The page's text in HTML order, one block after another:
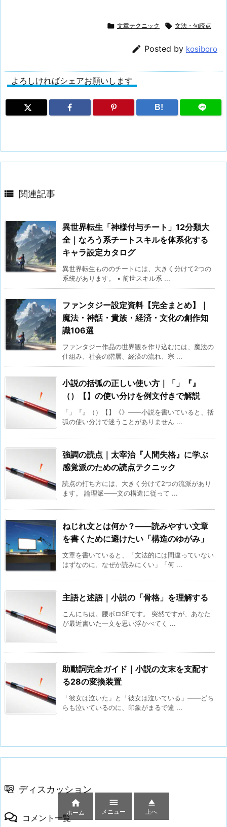
 文章テクニック  文法・句読点
 Posted by kosiboro
よろしければシェアお願いします
B!
 関連記事
異世界転生「神様付与チート」12分類大
全｜なろう系チートスキルを体系化する
キャラ設定カタログ
異世界転生もののチートには、大きく分けて2つの
系統があります。 • 前世スキル系 ...
ファンタジー設定資料【完全まとめ】｜
魔法・神話・貴族・経済・文化の創作知
識106選
ファンタジー作品の世界観を作り込むには、魔法の
仕組み、社会の階層、経済の流れ、宗 ...
小説の括弧の正しい使い方｜「」『』
（）【】の使い分けを例文付きで解説
「」『』（）【】《》——小説を書いていると、括
弧の使い分けで迷うことがありません ...
強調の読点｜太宰治『人間失格』に学ぶ
感覚派のための読点テクニック
読点の打ち方には、大きく分けて2つの流派があり
ます。 論理派——文の構造に従って ...
ねじれ文とは何か？――読みやすい文章
を書くために避けたい「構造のゆがみ」
文章を書いていると、「文法的には間違っていない
はずなのに、なぜか読みにくい」「何 ...
主語と述語｜小説の「骨格」を理解する
こんにちは。腰ボロSEです。 突然ですが、あなた
が最近書いた一文を思い浮かべてく ...
助動詞完全ガイド｜小説の文末を支配す
る28の変換装置
「彼女は泣いた」と「彼女は泣いている」——どち
らも泣いているのに、印象がまるで違 ...
ディスカッション
コメント一覧

ホーム

メニュー

上へ